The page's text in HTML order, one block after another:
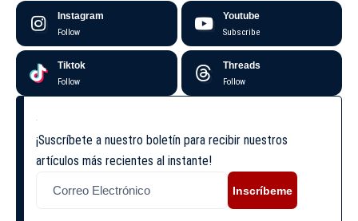
Instagram
Follow
Youtube
Subscribe
Tiktok
Follow
Threads
Follow
¡Suscríbete a nuestro boletín para recibir nuestros
artículos más recientes al instante!
Inscríbeme